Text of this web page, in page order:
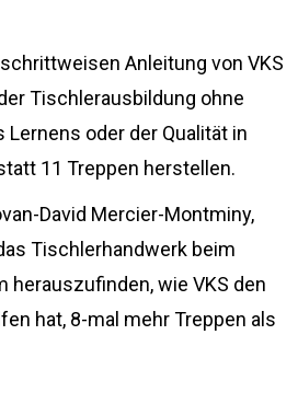
Anleitung von VKS
Tischlerausbildung ohne
oder der Qualität in
11 Treppen herstellen.
David Mercier-Montminy,
Tischlerhandwerk beim
herauszufinden, wie VKS den
hat, 8-mal mehr Treppen als